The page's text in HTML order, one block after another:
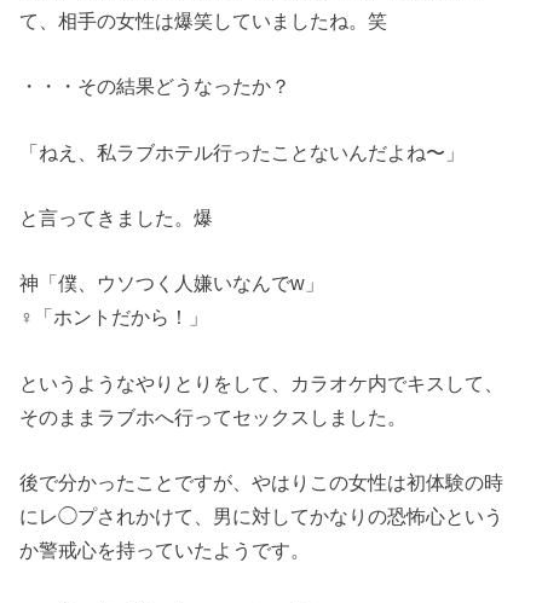
て、相手の女性は爆笑していましたね。笑
・・・その結果どうなったか？
「ねえ、私ラブホテル行ったことないんだよね〜」
と言ってきました。爆
神「僕、ウソつく人嫌いなんでw」
♀「ホントだから！」
というようなやりとりをして、カラオケ内でキスして、
そのままラブホへ行ってセックスしました。
後で分かったことですが、やはりこの女性は初体験の時
にレ◯プされかけて、男に対してかなりの恐怖心という
か警戒心を持っていたようです。